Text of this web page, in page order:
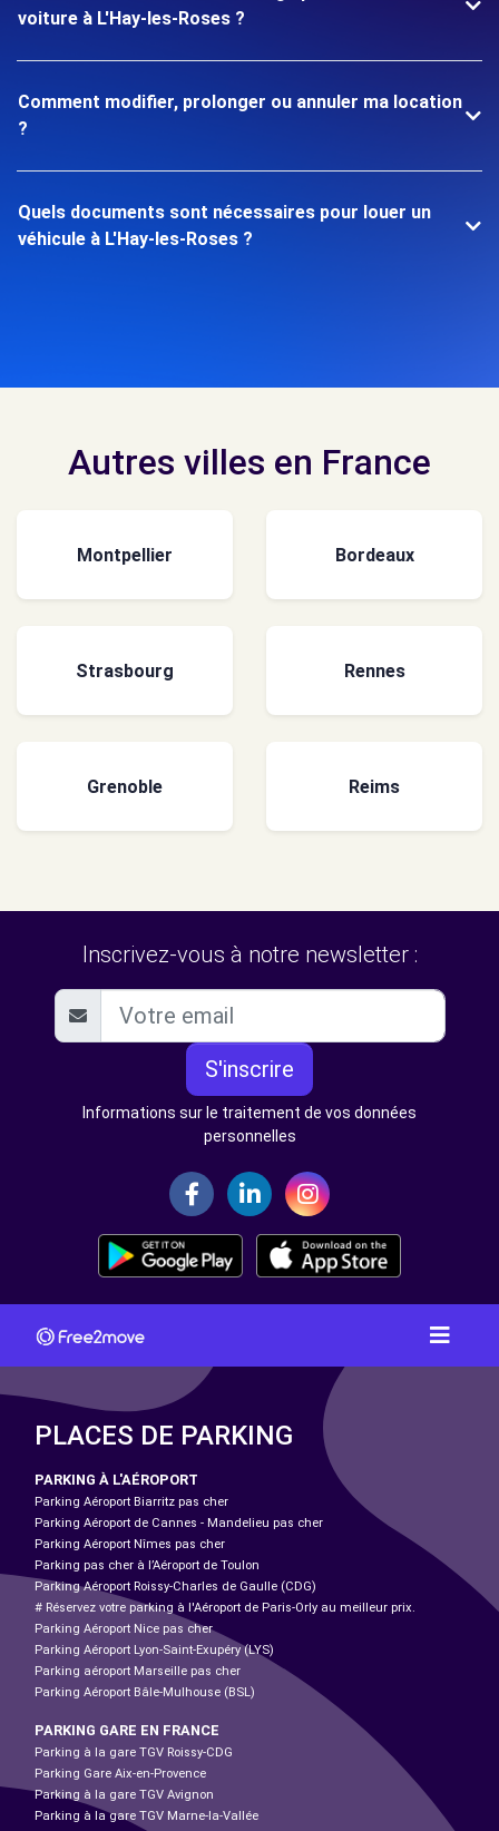
voiture à L'Hay-les-Roses ?
Comment modifier, prolonger ou annuler ma location
?
Quels documents sont nécessaires pour louer un
véhicule à L'Hay-les-Roses ?
Autres villes en France
Montpellier Bordeaux
Strasbourg Rennes
Grenoble Reims
Inscrivez-vous à notre newsletter :
S'inscrire
Informations sur le traitement de vos données
personnelles
PLACES DE PARKING
PARKING À L'AÉROPORT
Parking Aéroport Biarritz pas cher
Parking Aéroport de Cannes - Mandelieu pas cher
Parking Aéroport Nîmes pas cher
Parking pas cher à l’Aéroport de Toulon
Parking Aéroport Roissy-Charles de Gaulle (CDG)
# Réservez votre parking à l'Aéroport de Paris-Orly au meilleur prix.
Parking Aéroport Nice pas cher
Parking Aéroport Lyon-Saint-Exupéry (LYS)
Parking aéroport Marseille pas cher
Parking Aéroport Bâle-Mulhouse (BSL)
PARKING GARE EN FRANCE
Parking à la gare TGV Roissy-CDG
Parking Gare Aix-en-Provence
Parking à la gare TGV Avignon
Parking à la gare TGV Marne-la-Vallée